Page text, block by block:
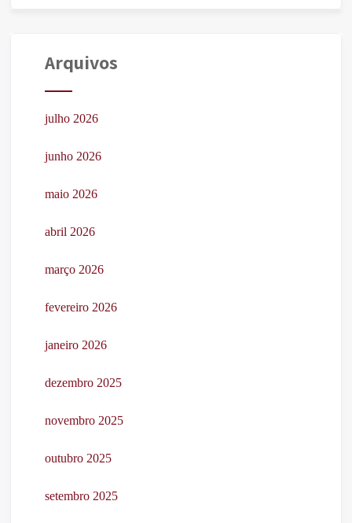
Arquivos
julho 2026
junho 2026
maio 2026
abril 2026
março 2026
fevereiro 2026
janeiro 2026
dezembro 2025
novembro 2025
outubro 2025
setembro 2025